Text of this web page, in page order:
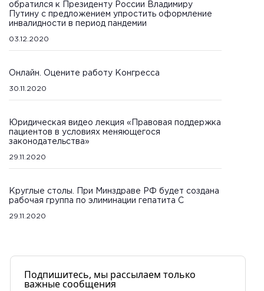
обратился к Президенту России Владимиру
Путину с предложением упростить оформление
инвалидности в период пандемии
03.12.2020
Онлайн. Оцените работу Конгресса
30.11.2020
Юридическая видео лекция «Правовая поддержка
пациентов в условиях меняющегося
законодательства»
29.11.2020
Круглые столы. При Минздраве РФ будет создана
рабочая группа по элиминации гепатита С
29.11.2020
Подпишитесь, мы рассылаем только
важные сообщения